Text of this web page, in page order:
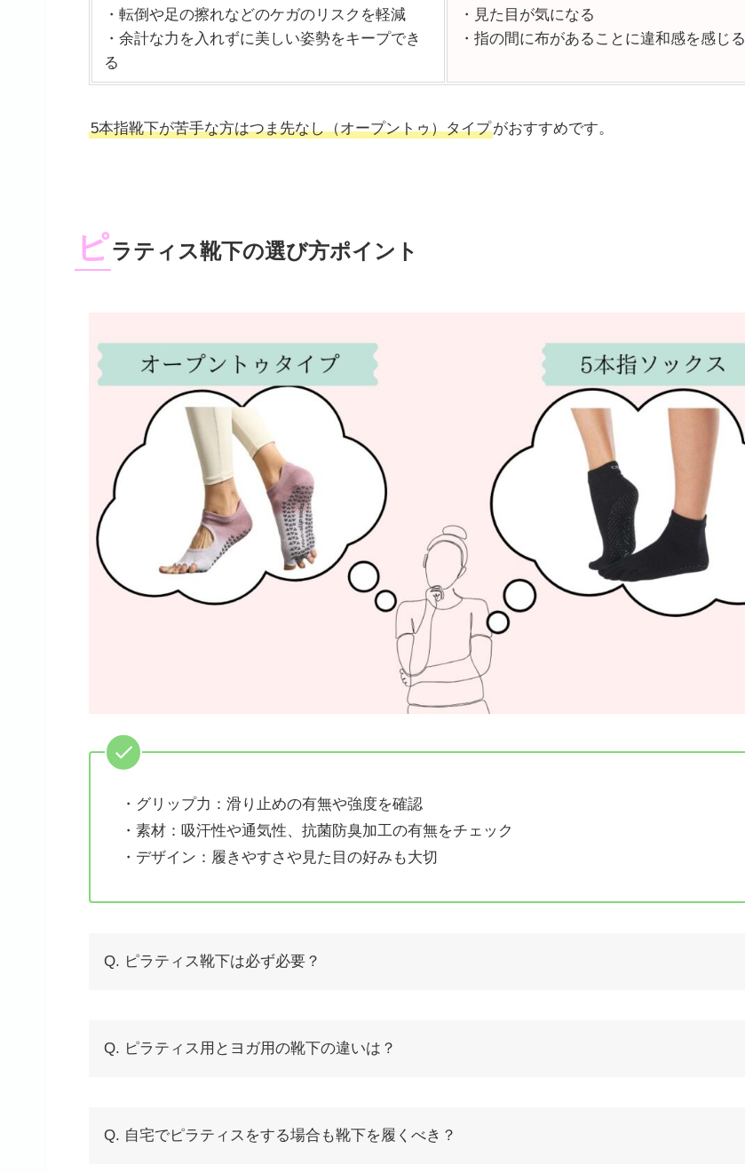
・転倒や足の擦れなどのケガのリスクを軽減
・余計な力を入れずに美しい姿勢をキープでき
る
・見た目が気になる
・指の間に布があることに違和感を感じる
5本指靴下が苦手な方はつま先なし（オープントゥ）タイプがおすすめです。
ピラティス靴下の選び方ポイント
・グリップ力：滑り止めの有無や強度を確認
・素材：吸汗性や通気性、抗菌防臭加工の有無をチェック
・デザイン：履きやすさや見た目の好みも大切
Q. ピラティス靴下は必ず必要？
Q. ピラティス用とヨガ用の靴下の違いは？
Q. 自宅でピラティスをする場合も靴下を履くべき？